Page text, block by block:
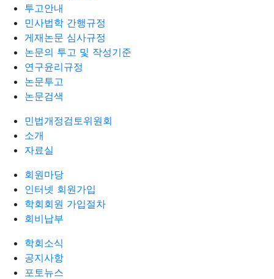
투고안내
민사법학 간행규정
게재논문 심사규정
논문의 투고 및 작성기준
연구윤리규정
논문투고
논문검색
민법개정검토위원회
소개
자료실
회원마당
인터넷 회원가입
학회회원 가입절차
회비납부
학회소식
공지사항
포토뉴스